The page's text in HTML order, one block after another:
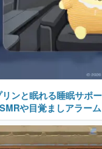
ンと眠れる睡眠サポ
や目覚ましアラー